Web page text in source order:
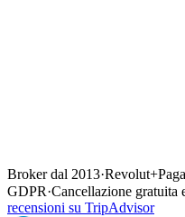
Broker dal 2013·Revolut+
GDPR·Cancellazione gratuita
recensioni su TripAdvisor